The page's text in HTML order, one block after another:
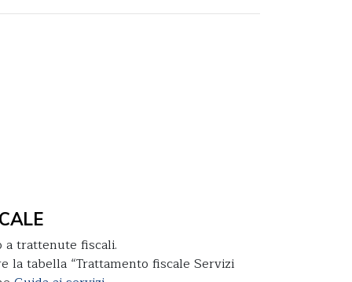
trattenute fiscali.
la tabella “Trattamento fiscale Servizi